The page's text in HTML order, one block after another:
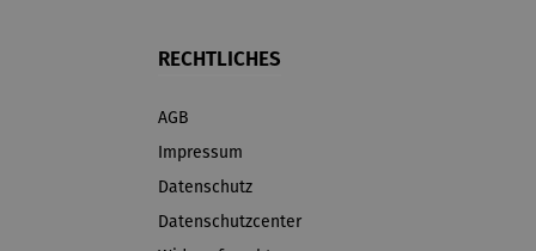
RECHTLICHES
AGB
Impressum
Datenschutz
Datenschutzcenter